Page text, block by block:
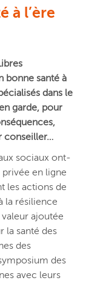
à l’ère
bonne santé à
dans le
garde, pour
conseiller…
sociaux ont-
privée en ligne
les actions de
la résilience
ajoutée
la santé des
des
des
avec leurs